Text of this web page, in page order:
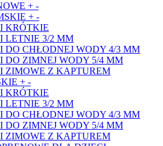
+ -
+ -
KRÓTKIE
LETNIE 3/2 MM
DO CHŁODNEJ WODY 4/3 MM
DO ZIMNEJ WODY 5/4 MM
ZIMOWE Z KAPTUREM
+ -
KRÓTKIE
LETNIE 3/2 MM
DO CHŁODNEJ WODY 4/3 MM
DO ZIMNEJ WODY 5/4 MM
ZIMOWE Z KAPTUREM